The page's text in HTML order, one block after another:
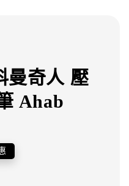
曼奇人 壓
Ahab